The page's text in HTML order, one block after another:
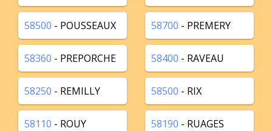
58500 - POUSSEAUX 58700 - PREMERY
58360 - PREPORCHE 58400 - RAVEAU
58250 - REMILLY 58500 - RIX
58110 - ROUY 58190 - RUAGES